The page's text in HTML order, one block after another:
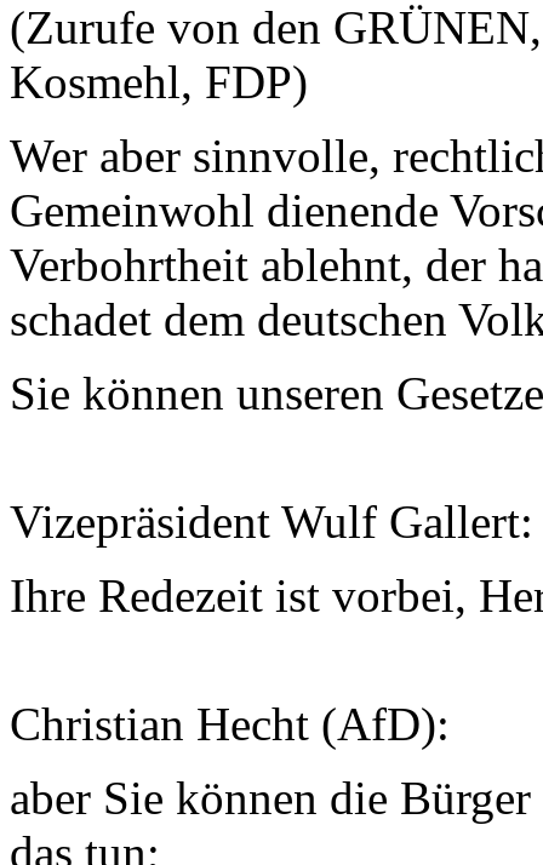
(Zurufe von den
Kosmehl, FDP)
Wer aber sinnvolle,
Gemeinwohl dienende
Verbohrtheit ablehnt, der
schadet dem deutschen
Sie können unseren
Vizepräsident Wulf Gallert:
Ihre Redezeit ist vorbei,
Christian Hecht (AfD):
aber Sie können die
das tun;